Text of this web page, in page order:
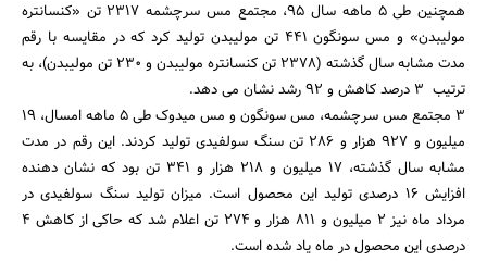
جستجو
همچنین طی 5 ماهه سال 95، مجتمع مس سرچشمه 2317 تن «کنسانتره
مولیبدن» و مس سونگون 441 تن مولیبدن تولید کرد که در مقایسه با رقم
مدت مشابه سال گذشته (2378 تن کنسانتره مولیبدن و 230 تن مولیبدن)، به
ترتیب 3 درصد کاهش و 92 رشد نشان می دهد.
3 مجتمع مس سرچشمه، مس سونگون و مس میدوک طی 5 ماهه امسال، 19
میلیون و 927 هزار و 286 تن سنگ سولفیدی تولید کردند. این رقم در مدت
مشابه سال گذشته، 17 میلیون و 218 هزار و 341 تن بود که نشان دهنده
افزایش 16 درصدی تولید این محصول است. میزان تولید سنگ سولفیدی در
مرداد ماه نیز 2 میلیون و 811 هزار و 274 تن اعلام شد که حاکی از کاهش 4
درصدی این محصول در ماه یاد شده است.